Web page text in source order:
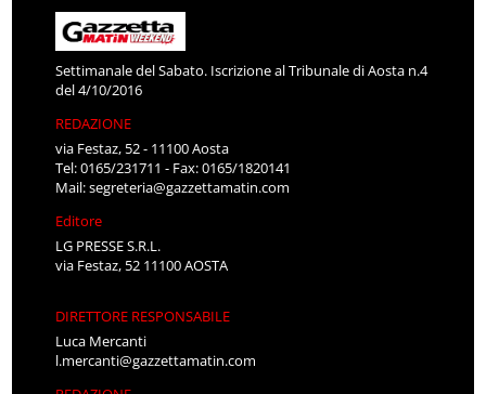
Settimanale del Sabato. Iscrizione al Tribunale di Aosta n.4
del 4/10/2016
REDAZIONE
via Festaz, 52 - 11100 Aosta
Tel: 0165/231711 - Fax: 0165/1820141
Mail:segreteria@gazzettamatin.com
Editore
LG PRESSE S.R.L.
via Festaz, 52 11100 AOSTA
DIRETTORE RESPONSABILE
Luca Mercanti
l.mercanti@gazzettamatin.com